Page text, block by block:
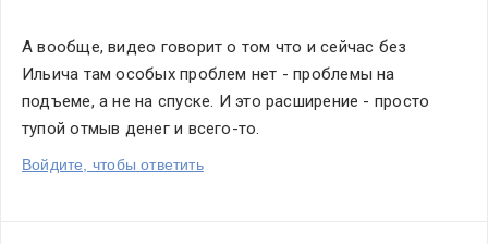
А вообще, видео говорит о том что и сейчас без
Ильича там особых проблем нет - проблемы на
подъеме, а не на спуске. И это расширение - просто
тупой отмыв денег и всего-то.
Войдите, чтобы ответить